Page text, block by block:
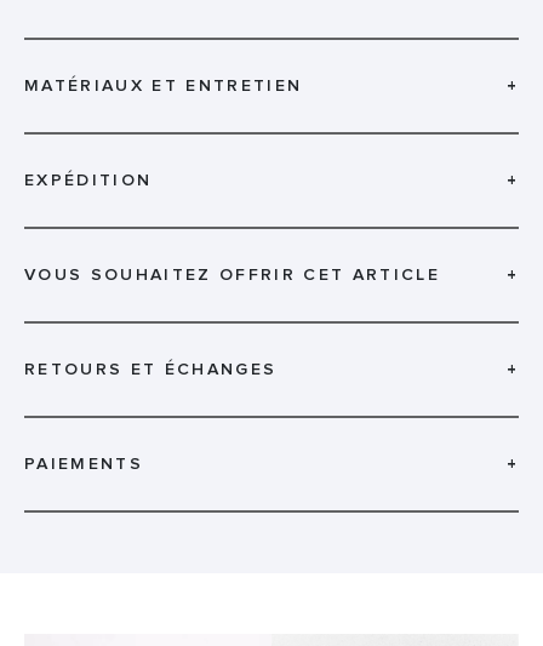
MATÉRIAUX ET ENTRETIEN +
EXPÉDITION +
VOUS SOUHAITEZ OFFRIR CET ARTICLE +
RETOURS ET ÉCHANGES +
PAIEMENTS +